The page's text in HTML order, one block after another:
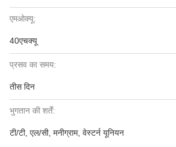
एमओक्यू:
40एचक्यू
प्रसव का समय:
तीस दिन
भुगतान की शर्तें:
टी/टी, एल/सी, मनीग्राम, वेस्टर्न यूनियन